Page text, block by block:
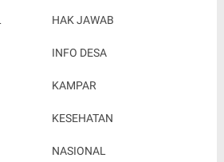
HAK JAWAB
INFO DESA
KAMPAR
KESEHATAN
NASIONAL